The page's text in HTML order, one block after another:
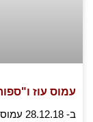
עמוס עוז
ב-